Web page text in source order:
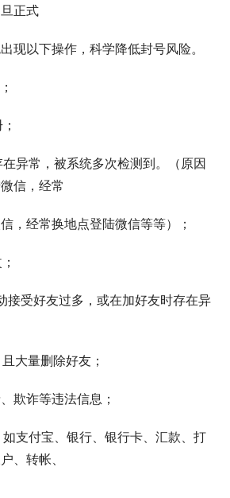
正式
现以下操作，科学降低封号风险。
异常，被系统多次检测到。（原因
信，经常
，经常换地点登陆微信等等）；
接受好友过多，或在加好友时存在异
大量删除好友；
欺诈等违法信息；
支付宝、银行、银行卡、汇款、打
、转帐、